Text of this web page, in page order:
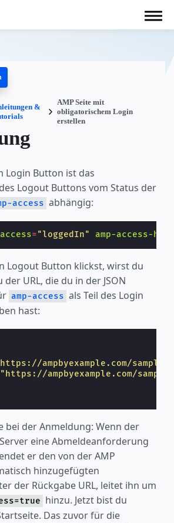
&
AMP Seite mit
obligatorischem Login
erstellen
Login Button ist das
Logout Buttons vom Status der
access abhängig:
="loggedIn" amp-access-
Logout Button klickst, wirst du
URL, die du in der JSON
amp-access als Teil des Login
hast:
ampbyexample.com/
"https://ampbyexample.com/
bei der Anmeldung: Wenn der
eine Abmeldeanforderung
er den von der AMP
hinzugefügten
der Rückgabe URL, leitet ihn um
hinzu. Jetzt bist du
Das zuvor für die